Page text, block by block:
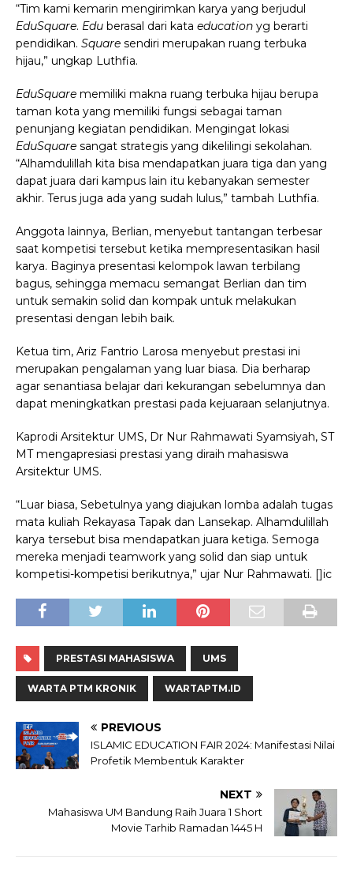
“Tim kami kemarin mengirimkan karya yang berjudul
EduSquare. Edu berasal dari kata education yg berarti
pendidikan. Square sendiri merupakan ruang terbuka
hijau,” ungkap Luthfia.
EduSquare memiliki makna ruang terbuka hijau berupa
taman kota yang memiliki fungsi sebagai taman
penunjang kegiatan pendidikan. Mengingat lokasi
EduSquare sangat strategis yang dikelilingi sekolahan.
“Alhamdulillah kita bisa mendapatkan juara tiga dan yang
dapat juara dari kampus lain itu kebanyakan semester
akhir. Terus juga ada yang sudah lulus,” tambah Luthfia.
Anggota lainnya, Berlian, menyebut tantangan terbesar
saat kompetisi tersebut ketika mempresentasikan hasil
karya. Baginya presentasi kelompok lawan terbilang
bagus, sehingga memacu semangat Berlian dan tim
untuk semakin solid dan kompak untuk melakukan
presentasi dengan lebih baik.
Ketua tim, Ariz Fantrio Larosa menyebut prestasi ini
merupakan pengalaman yang luar biasa. Dia berharap
agar senantiasa belajar dari kekurangan sebelumnya dan
dapat meningkatkan prestasi pada kejuaraan selanjutnya.
Kaprodi Arsitektur UMS, Dr Nur Rahmawati Syamsiyah, ST
MT mengapresiasi prestasi yang diraih mahasiswa
Arsitektur UMS.
“Luar biasa, Sebetulnya yang diajukan lomba adalah tugas
mata kuliah Rekayasa Tapak dan Lansekap. Alhamdulillah
karya tersebut bisa mendapatkan juara ketiga. Semoga
mereka menjadi teamwork yang solid dan siap untuk
kompetisi-kompetisi berikutnya,” ujar Nur Rahmawati. []ic
PRESTASI MAHASISWA UMS
WARTA PTM KRONIK WARTAPTM.ID
PREVIOUS
ISLAMIC EDUCATION FAIR 2024: Manifestasi Nilai
Profetik Membentuk Karakter
NEXT
Mahasiswa UM Bandung Raih Juara 1 Short
Movie Tarhib Ramadan 1445 H